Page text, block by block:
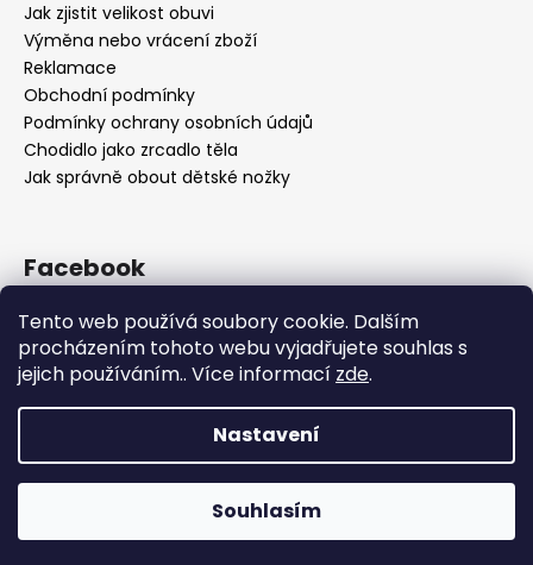
Tento web používá soubory cookie. Dalším
procházením tohoto webu vyjadřujete souhlas s
jejich používáním.. Více informací zde.
Nastavení
Souhlasím
Jak zjistit velikost obuvi
Výměna nebo vrácení zboží
Reklamace
Obchodní podmínky
Podmínky ochrany osobních údajů
Chodidlo jako zrcadlo těla
Jak správně obout dětské nožky
Facebook
Vytvořil Shoptet
OBUV.NET. Všechna práva vyhrazena.